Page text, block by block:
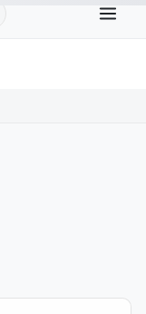
↑0.00% BNB